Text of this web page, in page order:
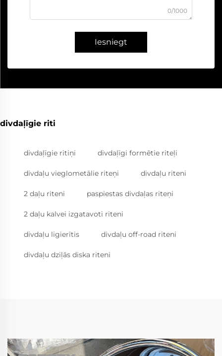
0/1000
Iesniegt
divdaļīgie riti
divdaļīgie ritiņi divdaļīgi formētie riteļi
divdaļu vieglometālie riteņi divdaļu riteni
2 daļu riteni paspiestas divdaļas riteņi
2 daļu kalvei izgatavoti riteni
divdaļu ligierītis divdaļu off-road riteni
divdaļu dziļās diska riteni